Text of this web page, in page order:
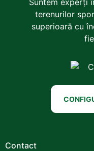
terenurilor
superioară cu
Contact